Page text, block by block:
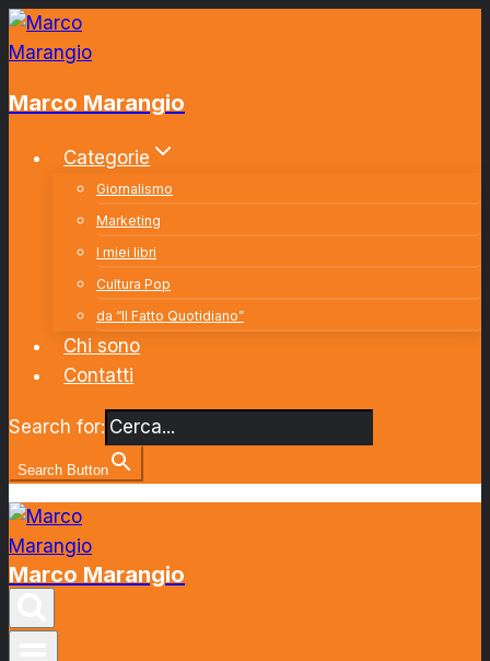
Salta
al
Marco Marangio
Categorie
Giornalismo
Marketing
I miei libri
Cultura Pop
da “Il Fatto Quotidiano”
Chi sono
Contatti
Search for:
Search Button
Marco Marangio